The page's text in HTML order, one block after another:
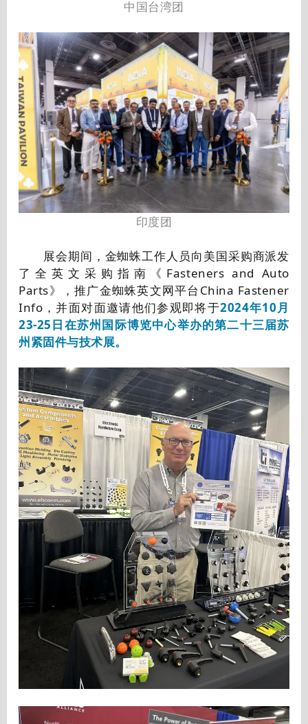
中国台湾团
印度团
展会期间，金蜘蛛工作人员向美国采购商派发
了全英文采购指南《Fasteners and Auto
Parts》，推广金蜘蛛英文网平台China Fastener
Info，并面对面邀请他们参观即将于2024年10月
23-25日在苏州国际博览中心举办的第二十三届苏
州紧固件与技术展。